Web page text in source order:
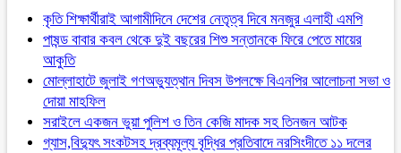
কৃতি শিক্ষার্থীরাই আগামীদিনে দেশের নেতৃত্ব দিবে মনজুর এলাহী এমপি
পাষন্ড বাবার কবল থেকে দুই বছরের শিশু সন্তানকে ফিরে পেতে মায়ের
আকুতি
মোল্লাহাটে জুলাই গণঅভ্যুত্থান দিবস উপলক্ষে বিএনপির আলোচনা সভা ও
দোয়া মাহফিল
সরাইলে একজন ভুয়া পুলিশ ও তিন কেজি মাদক সহ তিনজন আটক
গ্যাস,বিদ্যুৎ সংকটসহ দ্রব্যমূল্য বৃদ্ধির প্রতিবাদে নরসিংদীতে ১১ দলের